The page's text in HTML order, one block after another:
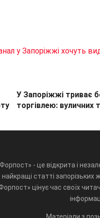
у Запоріжжі хочуть
У Запоріжжі триває
торгівлею:
- це відкрита і
найкращі статті запорізьких
цінує час своїх
Матеріали з